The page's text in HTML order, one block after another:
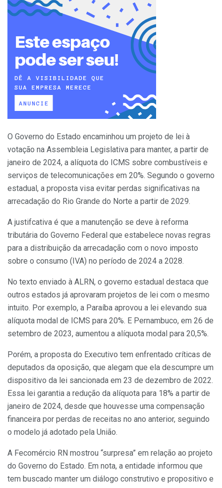
O Governo do Estado encaminhou um projeto de lei à
votação na Assembleia Legislativa para manter, a partir de
janeiro de 2024, a alíquota do ICMS sobre combustíveis e
serviços de telecomunicações em 20%. Segundo o governo
estadual, a proposta visa evitar perdas significativas na
arrecadação do Rio Grande do Norte a partir de 2029.
A justifcativa é que a manutenção se deve à reforma
tributária do Governo Federal que estabelece novas regras
para a distribuição da arrecadação com o novo imposto
sobre o consumo (IVA) no período de 2024 a 2028.
No texto enviado à ALRN, o governo estadual destaca que
outros estados já aprovaram projetos de lei com o mesmo
intuito. Por exemplo, a Paraíba aprovou a lei elevando sua
alíquota modal de ICMS para 20%. E Pernambuco, em 26 de
setembro de 2023, aumentou a alíquota modal para 20,5%.
Porém, a proposta do Executivo tem enfrentado críticas de
deputados da oposição, que alegam que ela descumpre um
dispositivo da lei sancionada em 23 de dezembro de 2022.
Essa lei garantia a redução da alíquota para 18% a partir de
janeiro de 2024, desde que houvesse uma compensação
financeira por perdas de receitas no ano anterior, seguindo
o modelo já adotado pela União.
A Fecomércio RN mostrou “surpresa” em relação ao projeto
do Governo do Estado. Em nota, a entidade informou que
tem buscado manter um diálogo construtivo e propositivo e